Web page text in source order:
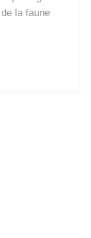
la faune